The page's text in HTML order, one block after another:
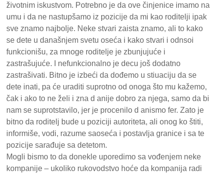
životnim iskustvom. Potrebno je da ove činjenice imamo na
umu i da ne nastupšamo iz pozicije da mi kao roditelji ipak
sve znamo najbolje. Neke stvari zaista znamo, ali to kako
se dete u današnjem svetu oseća i kako stvari i odnsoi
funkcionišu, za mnoge roditelje je zbunjujuće i
zastrašujuće. I nefunkcionalno je decu još dodatno
zastrašivati. Bitno je izbeći da dođemo u stiuaciju da se
dete inati, pa će uraditi suprotno od onoga što mu kažemo,
čak i ako to ne želi i zna d anije dobro za njega, samo da bi
nam se suprotstavilo, jer je procenilo d anismo fer. Zato je
bitno da roditelj bude u poziciji autoriteta, ali onog ko štiti,
informiše, vodi, razume saoseća i postavlja granice i sa te
pozicije sarađuje sa detetom.
Mogli bismo to da donekle uporedimo sa vođenjem neke
kompanije – ukoliko rukovodstvo hoće da kompanija radi